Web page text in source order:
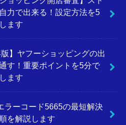
力で出来る！設定方法を5
ます
版】ヤフーショッピングの出
す！重要ポイントを5分で
ます
ラーコード5665の最短解決
を解説します